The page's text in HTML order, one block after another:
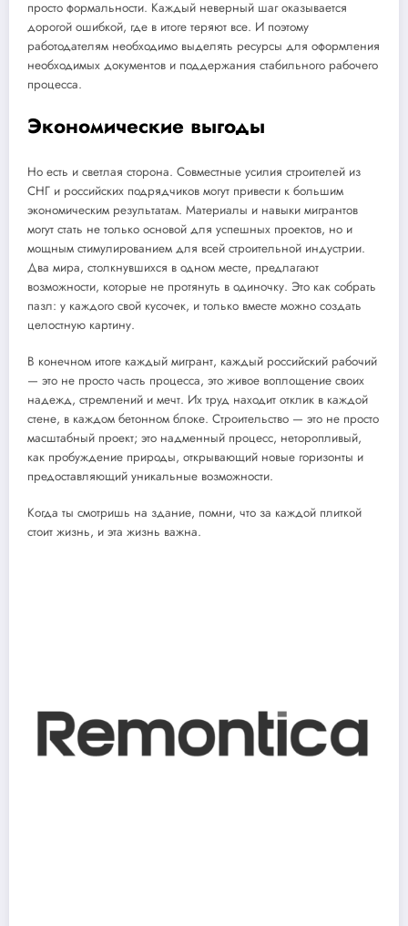
просто формальности. Каждый неверный шаг оказывается
дорогой ошибкой, где в итоге теряют все. И поэтому
работодателям необходимо выделять ресурсы для оформления
необходимых документов и поддержания стабильного рабочего
процесса.
Экономические выгоды
Но есть и светлая сторона. Совместные усилия строителей из
СНГ и российских подрядчиков могут привести к большим
экономическим результатам. Материалы и навыки мигрантов
могут стать не только основой для успешных проектов, но и
мощным стимулированием для всей строительной индустрии.
Два мира, столкнувшихся в одном месте, предлагают
возможности, которые не протянуть в одиночку. Это как собрать
пазл: у каждого свой кусочек, и только вместе можно создать
целостную картину.
В конечном итоге каждый мигрант, каждый российский рабочий
— это не просто часть процесса, это живое воплощение своих
надежд, стремлений и мечт. Их труд находит отклик в каждой
стене, в каждом бетонном блоке. Строительство — это не просто
масштабный проект; это надменный процесс, неторопливый,
как пробуждение природы, открывающий новые горизонты и
предоставляющий уникальные возможности.
Когда ты смотришь на здание, помни, что за каждой плиткой
стоит жизнь, и эта жизнь важна.